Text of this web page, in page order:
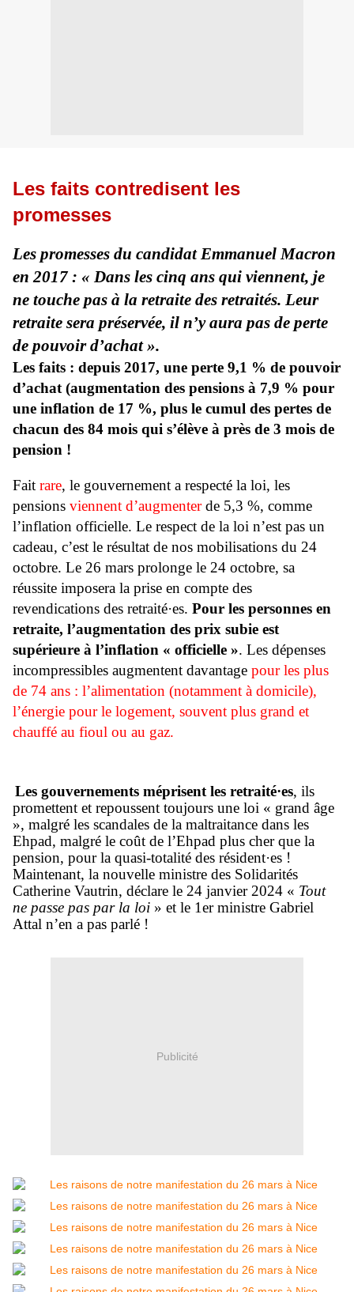
Les faits contredisent les
promesses
Les promesses du candidat Emmanuel Macron
en 2017 : « Dans les cinq ans qui viennent, je
ne touche pas à la retraite des retraités. Leur
retraite sera préservée, il n’y aura pas de perte
de pouvoir d’achat ».
Les faits : depuis 2017, une perte 9,1 % de pouvoir
d’achat (augmentation des pensions à 7,9 % pour
une inflation de 17 %, plus le cumul des pertes de
chacun des 84 mois qui s’élève à près de 3 mois de
pension !
Fait rare, le gouvernement a respecté la loi, les
pensions viennent d’augmenterde 5,3 %, comme
l’inflation officielle. Le respect de la loi n’est pas un
cadeau, c’est le résultat de nos mobilisations du 24
octobre. Le 26 mars prolonge le 24 octobre, sa
réussite imposera la prise en compte des
revendications des retraité·es. Pour les personnes en
retraite, l’augmentation des prix subie est
supérieure à l’inflation « officielle ». Les dépenses
incompressibles augmentent davantage pour les plus
de 74 ans : l’alimentation (notamment à domicile),
l’énergie pour le logement, souvent plus grand et
chauffé au fioul ou au gaz.
Les gouvernements méprisent les retraité·es, ils
promettent et repoussent toujours une loi « grand âge
», malgré les scandales de la maltraitance dans les
Ehpad, malgré le coût de l’Ehpad plus cher que la
pension, pour la quasi-totalité des résident·es !
Maintenant, la nouvelle ministre des Solidarités
Catherine Vautrin, déclare le 24 janvier 2024 « Tout
ne passe pas par la loi » et le 1er ministre Gabriel
Attal n’en a pas parlé !
Publicité